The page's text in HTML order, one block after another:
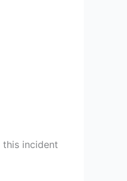
incident